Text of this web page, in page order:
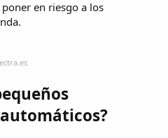
en riesgo a los